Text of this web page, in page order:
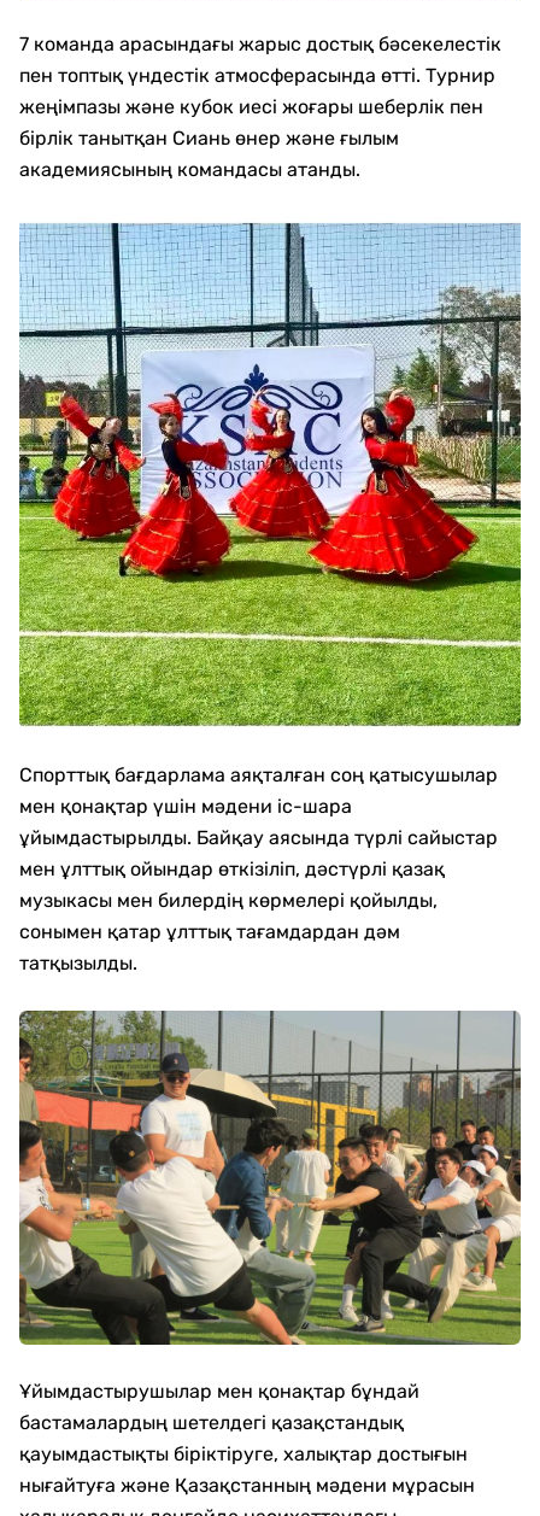
7 команда арасындағы жарыс достық бәсекелестік
пен топтық үндестік атмосферасында өтті. Турнир
жеңімпазы және кубок иесі жоғары шеберлік пен
бірлік танытқан Сиань өнер және ғылым
академиясының командасы атанды.
Спорттық бағдарлама аяқталған соң қатысушылар
мен қонақтар үшін мәдени іс-шара
ұйымдастырылды. Байқау аясында түрлі сайыстар
мен ұлттық ойындар өткізіліп, дәстүрлі қазақ
музыкасы мен билердің көрмелері қойылды,
сонымен қатар ұлттық тағамдардан дәм
татқызылды.
Ұйымдастырушылар мен қонақтар бұндай
бастамалардың шетелдегі қазақстандық
қауымдастықты біріктіруге, халықтар достығын
нығайтуға және Қазақстанның мәдени мұрасын